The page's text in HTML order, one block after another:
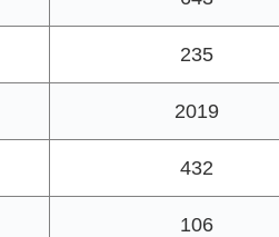
235
2019
432
106